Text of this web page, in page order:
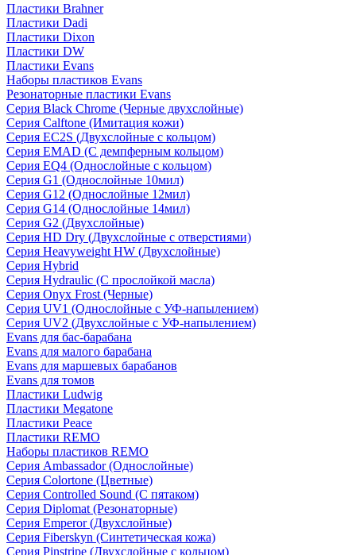
Пластики Brahner
Пластики Dadi
Пластики Dixon
Пластики DW
Пластики Evans
Наборы пластиков Evans
Резонаторные пластики Evans
Серия Black Chrome (Черные двухслойные)
Серия Calftone (Имитация кожи)
Серия EC2S (Двухслойные с кольцом)
Серия EMAD (С демпферным кольцом)
Серия EQ4 (Однослойные с кольцом)
Серия G1 (Однослойные 10мил)
Серия G12 (Однослойные 12мил)
Серия G14 (Однослойные 14мил)
Серия G2 (Двухслойные)
Серия HD Dry (Двухслойные с отверстиями)
Серия Heavyweight HW (Двухслойные)
Серия Hybrid
Серия Hydraulic (С прослойкой масла)
Серия Onyx Frost (Черные)
Серия UV1 (Однослойные с УФ-напылением)
Серия UV2 (Двухслойные с УФ-напылением)
Evans для бас-барабана
Evans для малого барабана
Evans для маршевых барабанов
Evans для томов
Пластики Ludwig
Пластики Megatone
Пластики Peace
Пластики REMO
Наборы пластиков REMO
Серия Ambassador (Однослойные)
Серия Colortone (Цветные)
Серия Controlled Sound (С пятаком)
Серия Diplomat (Резонаторные)
Серия Emperor (Двухслойные)
Серия Fiberskyn (Синтетическая кожа)
Серия Pinstripe (Двухслойные с кольцом)